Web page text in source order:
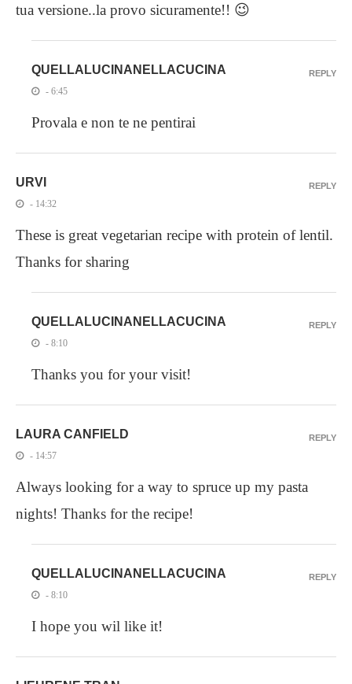
tua versione..la provo sicuramente!! 😉
QUELLALUCINANELLACUCINA
- 6:45
Provala e non te ne pentirai
REPLY
URVI
- 14:32
These is great vegetarian recipe with protein of lentil.
Thanks for sharing
REPLY
QUELLALUCINANELLACUCINA
- 8:10
Thanks you for your visit!
REPLY
LAURA CANFIELD
- 14:57
Always looking for a way to spruce up my pasta
nights! Thanks for the recipe!
REPLY
QUELLALUCINANELLACUCINA
- 8:10
I hope you wil like it!
REPLY